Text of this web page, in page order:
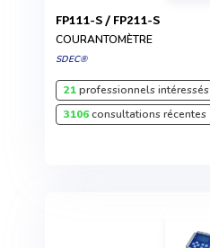
FP111-S / FP211-S
COURANTOMÈTRE
SDEC®
21professionnels intéressés
3106consultations récentes